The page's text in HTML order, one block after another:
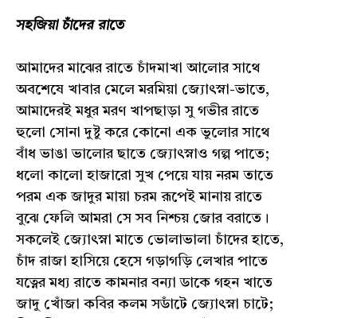
সহজিয়া চাঁদের রাতে
আমাদের মাঝের রাতে চাঁদমাখা আলোর সাথে
অবশেষে খাবার মেলে মরমিয়া জ্যোৎস্না-ভাতে,
আমাদেরই মধুর মরণ খাপছাড়া সু গভীর রাতে
হুলো সোনা দুষ্টু করে কোনো এক ভুলোর সাথে
বাঁধ ভাঙা ভালোর ছাতে জ্যোৎস্নাও গল্প পাতে;
ধলো কালো হাজারো সুখ পেয়ে যায় নরম তাতে
পরম এক জাদুর মায়া চরম রূপেই মানায় রাতে
বুঝে ফেলি আমরা সে সব নিশ্চয় জোর বরাতে।
সকলেই জ্যোৎস্না মাতে ভোলাভালা চাঁদের হাতে,
চাঁদ রাজা হাসিয়ে হেসে গড়াগড়ি লেখার পাতে
যত্নের মধ্য রাতে কামনার বন্যা ডাকে গহন খাতে
জাদু খোঁজা কবির কলম সডাঁটে জ্যোৎস্না চাটে;